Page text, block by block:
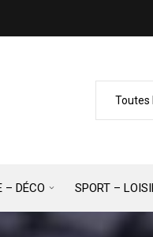
– DÉCO SPORT –